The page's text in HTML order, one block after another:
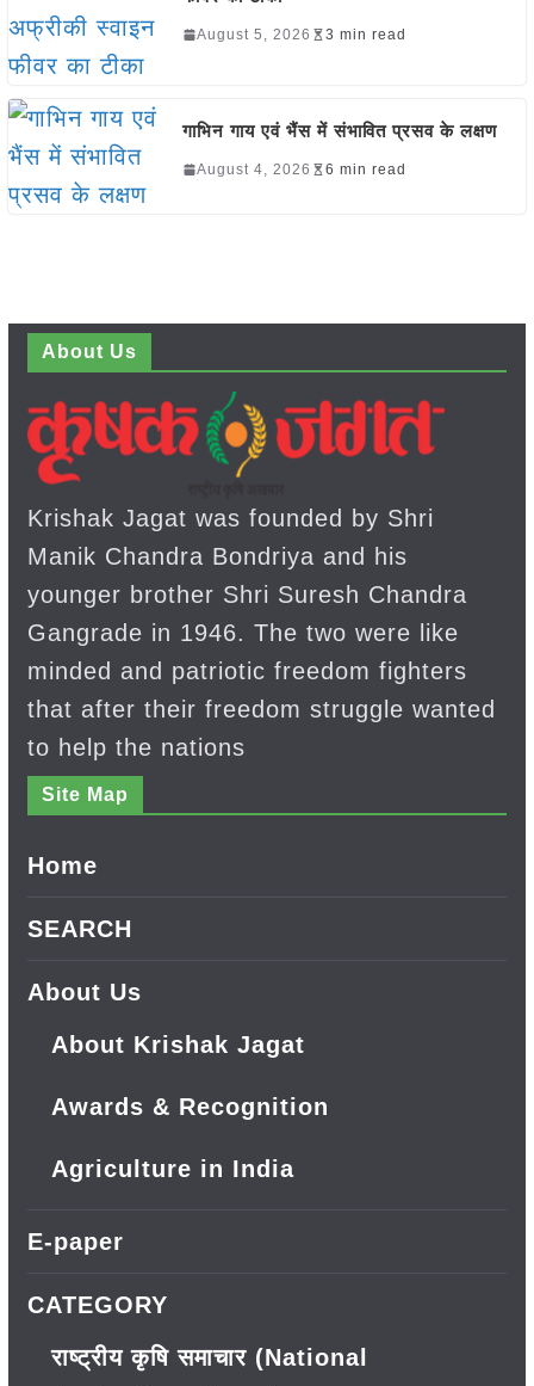
August 5, 2026 3 min read
गाभिन गाय एवं भैंस में संभावित प्रसव के लक्षण
August 4, 2026 6 min read
About Us
Krishak Jagat was founded by Shri
Manik Chandra Bondriya and his
younger brother Shri Suresh Chandra
Gangrade in 1946. The two were like
minded and patriotic freedom fighters
that after their freedom struggle wanted
to help the nations
Site Map
Home
SEARCH
About Us
About Krishak Jagat
Awards & Recognition
Agriculture in India
E-paper
CATEGORY
राष्ट्रीय कृषि समाचार (National